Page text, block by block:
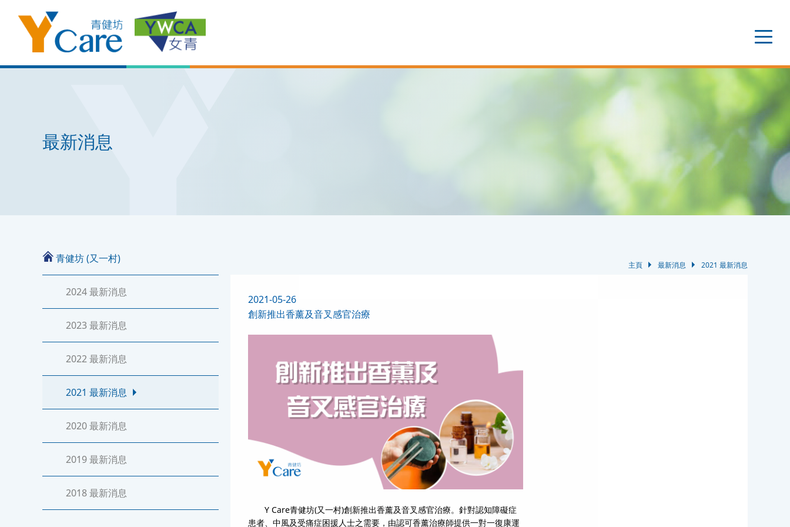
最新消息
青健坊 (又一村)
2024 最新消息
2023 最新消息
2022 最新消息
2021 最新消息
2020 最新消息
2019 最新消息
2018 最新消息
主頁 最新消息 2021 最新消息
2021-05-26
創新推出香薰及音叉感官治療
Y Care青健坊(又一村)創新推出香薰及音叉感官治療。針對認知障礙症
患者、中風及受痛症困援人士之需要，由認可香薰治療師提供一對一復康運